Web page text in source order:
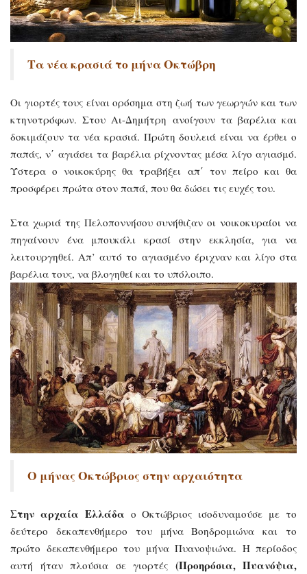
Τα νέα κρασιά το μήνα Οκτώβρη
Οι γιορτές τους είναι ορόσημα στη ζωή των γεωργών και των
κτηνοτρόφων. Στου Αι-Δημήτρη ανοίγουν τα βαρέλια και
δοκιμάζουν τα νέα κρασιά. Πρώτη δουλειά είναι να έρθει ο
παπάς, ν΄ αγιάσει τα βαρέλια ρίχνοντας μέσα λίγο αγιασμό.
Ύστερα ο νοικοκύρης θα τραβήξει απ΄ τον πείρο και θα
προσφέρει πρώτα στον παπά, που θα δώσει τις ευχές του.
Στα χωριά της Πελοποννήσου συνήθιζαν οι νοικοκυραίοι να
πηγαίνουν ένα μπουκάλι κρασί στην εκκλησία, για να
λειτουργηθεί. Απ’ αυτό το αγιασμένο έριχναν και λίγο στα
βαρέλια τους, να βλογηθεί και το υπόλοιπο.
Ο μήνας Οκτώβριος στην αρχαιότητα
Στην αρχαία Ελλάδα ο Οκτώβριος ισοδυναμούσε με το
δεύτερο δεκαπενθήμερο του μήνα Βοηδρομιώνα και το
πρώτο δεκαπενθήμερο του μήνα Πυανοψιώνα. Η περίοδος
αυτή ήταν πλούσια σε γιορτές (Προηρόσια, Πυανόψια,